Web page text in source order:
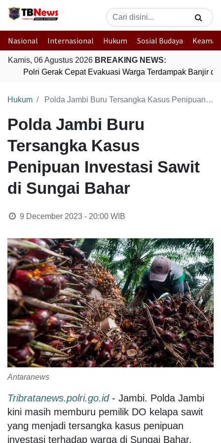
Nasional Internasional Hukum Sosial Budaya
Kamis, 06 Agustus 2026 BREAKING NEWS:
Polri Gerak Cepat Evakuasi Warga Terdampak Banjir di
Hukum Polda Jambi Buru Tersangka Kasus Penipuan Investasi Sawit di Sungai Bahar
Polda Jambi Buru
Tersangka Kasus
Penipuan Investasi Sawit
di Sungai Bahar
9 December 2023 - 20:00WIB
Antaranews
Tribratanews.polri.go.id- Jambi. Polda Jambi
kini masih memburu pemilik DO kelapa sawit
yang menjadi tersangka kasus penipuan
investasi terhadap warga di Sungai Bahar,